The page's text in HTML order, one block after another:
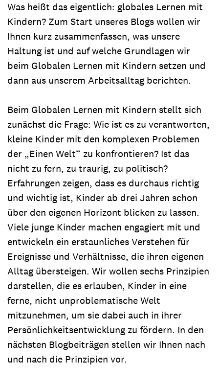
Was heißt das eigentlich: globales Lernen mit
Kindern? Zum Start unseres Blogs wollen wir
Ihnen kurz zusammenfassen, was unsere
Haltung ist und auf welche Grundlagen wir
beim Globalen Lernen mit Kindern setzen und
dann aus unserem Arbeitsalltag berichten.
Beim Globalen Lernen mit Kindern stellt sich
zunächst die Frage: Wie ist es zu verantworten,
kleine Kinder mit den komplexen Problemen
der „Einen Welt“ zu konfrontieren? Ist das
nicht zu fern, zu traurig, zu politisch?
Erfahrungen zeigen, dass es durchaus richtig
und wichtig ist, Kinder ab drei Jahren schon
über den eigenen Horizont blicken zu lassen.
Viele junge Kinder machen engagiert mit und
entwickeln ein erstaunliches Verstehen für
Ereignisse und Verhältnisse, die ihren eigenen
Alltag übersteigen. Wir wollen sechs Prinzipien
darstellen, die es erlauben, Kinder in eine
ferne, nicht unproblematische Welt
mitzunehmen, um sie dabei auch in ihrer
Persönlichkeitsentwicklung zu fördern. In den
nächsten Blogbeiträgen stellen wir Ihnen nach
und nach die Prinzipien vor.